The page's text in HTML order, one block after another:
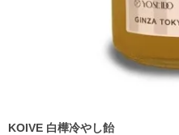
KOIVE 白樺冷やし飴